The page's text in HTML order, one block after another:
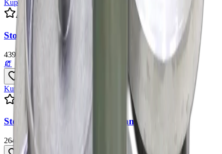
Kupakkapcsok
4.
Storz Kupakkapocs B-75/Műanyag
4394 Ft
🧯
Kupakkapcsok
Storz Kupakkapocs C-52/Műanyag
2642 Ft